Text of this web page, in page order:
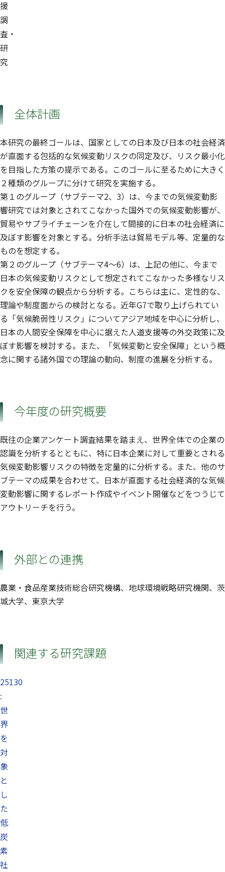
援
調
査・
研
究
全体計画
本研究の最終ゴールは、国家としての日本及び日本の社会経済
が直面する包括的な気候変動リスクの同定及び、リスク最小化
を目指した方策の提示である。このゴールに至るために大きく
２種類のグループに分けて研究を実施する。
第１のグループ（サブテーマ2、3）は、今までの気候変動影
響研究では対象とされてこなかった国外での気候変動影響が、
貿易やサプライチェーンを介在して間接的に日本の社会経済に
及ぼす影響を対象とする。分析手法は貿易モデル等、定量的な
ものを想定する。
第２のグループ（サブテーマ4〜6）は、上記の他に、今まで
日本の気候変動リスクとして想定されてこなかった多様なリス
クを安全保障の観点から分析する。こちらは主に、定性的な、
理論や制度面からの検討となる。近年G7で取り上げられてい
る「気候脆弱性リスク」についてアジア地域を中心に分析し、
日本の人間安全保障を中心に据えた人道支援等の外交政策に及
ぼす影響を検討する。また、「気候変動と安全保障」という概
念に関する諸外国での理論の動向、制度の進展を分析する。
今年度の研究概要
既往の企業アンケート調査結果を踏まえ、世界全体での企業の
認識を分析するとともに、特に日本企業に対して重要とされる
気候変動影響リスクの特徴を定量的に分析する。また、他のサ
ブテーマの成果を合わせて、日本が直面する社会経済的な気候
変動影響に関するレポート作成やイベント開催などをつうじて
アウトリーチを行う。
外部との連携
農業・食品産業技術総合研究機構、地球環境戦略研究機関、茨
城大学、東京大学
関連する研究課題
25130
:
世
界
を
対
象
と
し
た
低
炭
素
社